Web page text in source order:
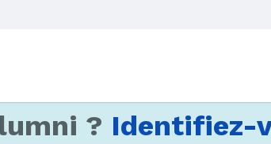
? Identifiez-